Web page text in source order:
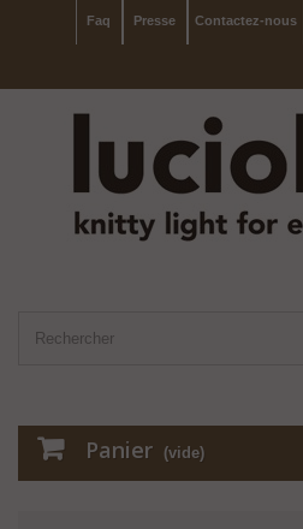
Contactez-nous
Presse
Faq
Panier (vide)